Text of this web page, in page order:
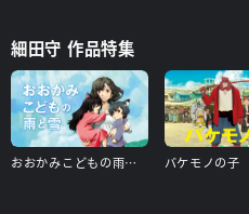
細田守 作品特集
おおかみこどもの雨と雪 バケモノの子